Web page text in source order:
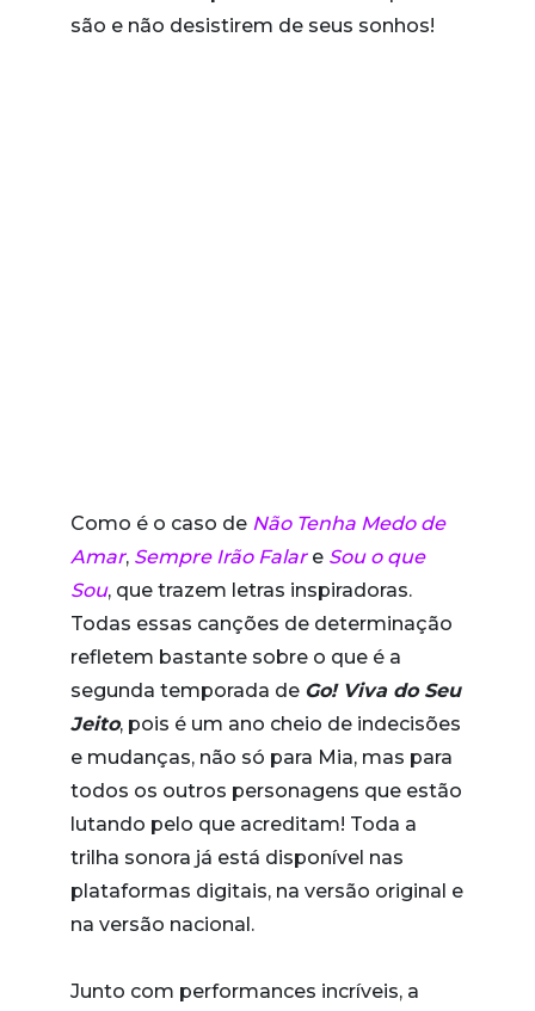
são e não desistirem de seus sonhos!
Como é o caso de Não Tenha Medo de
Amar, Sempre Irão Falare Sou o que
Sou, que trazem letras inspiradoras.
Todas essas canções de determinação
refletem bastante sobre o que é a
segunda temporada de Go! Viva do Seu
Jeito, pois é um ano cheio de indecisões
e mudanças, não só para Mia, mas para
todos os outros personagens que estão
lutando pelo que acreditam! Toda a
trilha sonora já está disponível nas
plataformas digitais, na versão original e
na versão nacional.
Junto com performances incríveis, a